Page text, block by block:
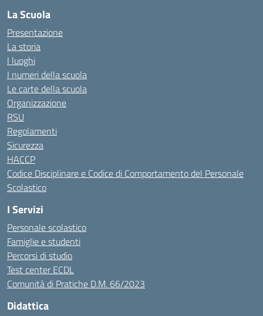
La Scuola
Presentazione
La storia
I luoghi
I numeri della scuola
Le carte della scuola
Organizzazione
RSU
Regolamenti
Sicurezza
HACCP
Codice Disciplinare e Codice di Comportamento del Personale
Scolastico
I Servizi
Personale scolastico
Famiglie e studenti
Percorsi di studio
Test center ECDL
Comunità di Pratiche D.M. 66/2023
Didattica